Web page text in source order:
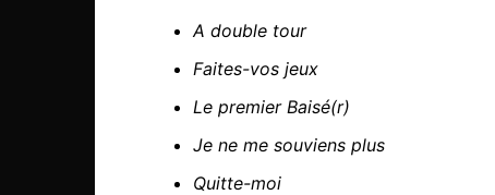
A double tour
Faites-vos jeux
Le premier Baisé(r)
Je ne me souviens plus
Quitte-moi